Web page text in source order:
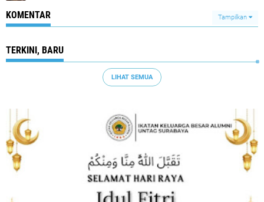
KOMENTAR Tampilkan
TERKINI, BARU
LIHAT SEMUA